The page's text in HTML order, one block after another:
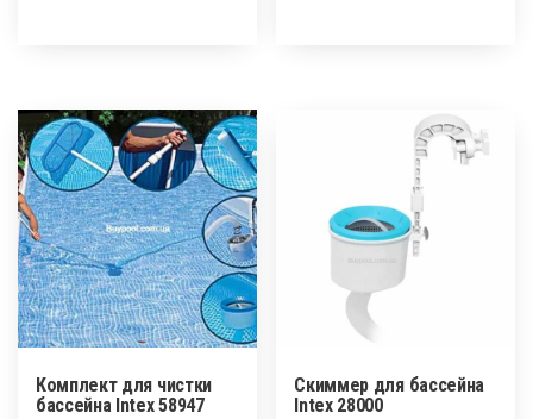
Комплект для чистки
бассейна Intex 58947
Скиммер для бассейна
Intex 28000